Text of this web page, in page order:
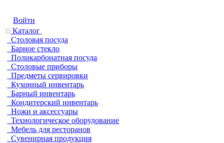
Войти
Каталог
Столовая посуда
Барное стекло
Поликарбонатная посуда
Столовые приборы
Предметы сервировки
Кухонный инвентарь
Барный инвентарь
Кондитерский инвентарь
Ножи и аксессуары
Технологическое оборудование
Мебель для ресторанов
Сувенирная продукция